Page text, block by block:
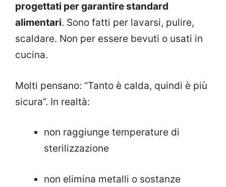
progettati per garantire standard
alimentari. Sono fatti per lavarsi, pulire,
scaldare. Non per essere bevuti o usati in
cucina.
Molti pensano: “Tanto è calda, quindi è più
sicura”. In realtà:
non raggiunge temperature di
sterilizzazione
non elimina metalli o sostanze